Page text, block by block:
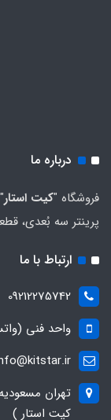
درباره ما
فروشگاه "کیت استار
پرینتر سه بُعدی،
ارتباط با ما
09212275742
واحد فنی (واتساپ)
تهران
کیت استار )